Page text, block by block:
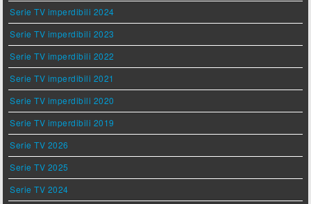
Serie TV imperdibili 2024
Serie TV imperdibili 2023
Serie TV imperdibili 2022
Serie TV imperdibili 2021
Serie TV imperdibili 2020
Serie TV imperdibili 2019
Serie TV 2026
Serie TV 2025
Serie TV 2024